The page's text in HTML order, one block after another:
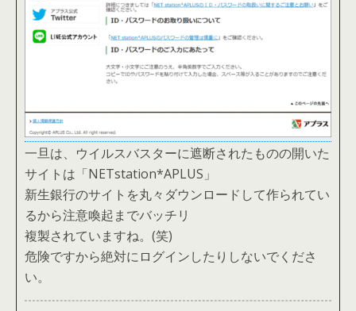
一旦は、ウイルスバスターに遮断されたものの開いた
サイトは「NETstation*APLUS」
新生銀行のサイトを丸々ダウンロードして作られてい
るから注意喚起までバッチリ
複製されていますね。(笑)
危険ですから絶対にログインしたりしないでくださ
い。